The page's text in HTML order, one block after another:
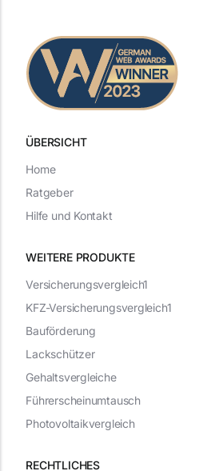
ÜBERSICHT
WEITERE PRODUKTE
RECHTLICHES
Versicherungsvergleich1
KFZ-Versicherungsvergleich1
Bauförderung
Lackschützer
Gehaltsvergleiche
Führerscheinumtausch
Photovoltaikvergleich
Home
Ratgeber
Hilfe und Kontakt